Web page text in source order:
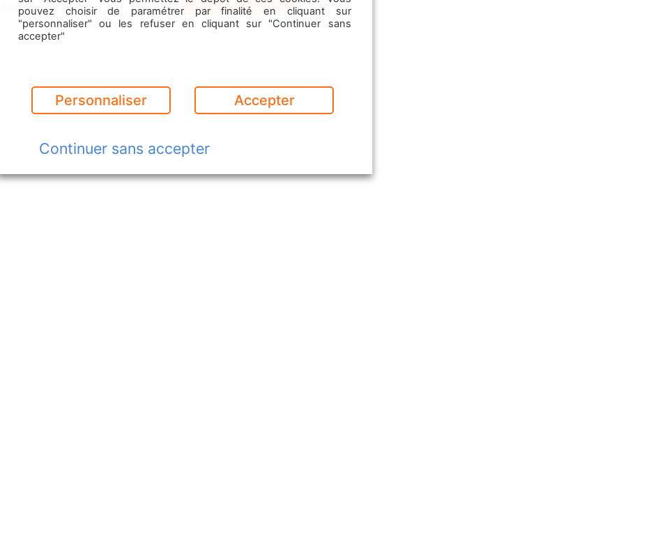
Automobile
Commerces
& Services
Emploi
Menu
pouvez choisir de paramétrer par finalité en cliquant sur
"personnaliser" ou les refuser en cliquant sur "Continuer sans
accepter"
Personnaliser Accepter
Continuer sans accepter